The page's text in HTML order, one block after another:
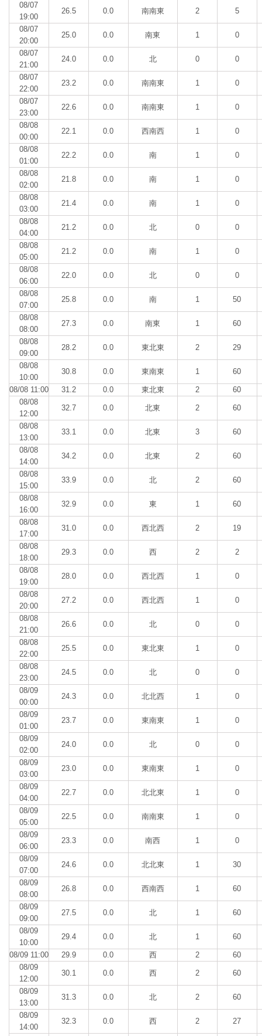
08/07
19:00
26.5 0.0 南南東 2 5
08/07
20:00
25.0 0.0 南東 1 0
08/07
21:00
24.0 0.0 北 0 0
08/07
22:00
23.2 0.0 南南東 1 0
08/07
23:00
22.6 0.0 南南東 1 0
08/08
00:00
22.1 0.0 西南西 1 0
08/08
01:00
22.2 0.0 南 1 0
08/08
02:00
21.8 0.0 南 1 0
08/08
03:00
21.4 0.0 南 1 0
08/08
04:00
21.2 0.0 北 0 0
08/08
05:00
21.2 0.0 南 1 0
08/08
06:00
22.0 0.0 北 0 0
08/08
07:00
25.8 0.0 南 1 50
08/08
08:00
27.3 0.0 南東 1 60
08/08
09:00
28.2 0.0 東北東 2 29
08/08
10:00
30.8 0.0 東南東 1 60
08/08 11:00 31.2 0.0 東北東 2
60
08/08
12:00
32.7 0.0 北東 2 60
08/08
13:00
33.1 0.0 北東 3 60
08/08
14:00
34.2 0.0 北東 2 60
08/08
15:00
33.9 0.0 北 2 60
08/08
16:00
32.9 0.0 東 1 60
08/08
17:00
31.0 0.0 西北西 2 19
08/08
18:00
29.3 0.0 西 2 2
08/08
19:00
28.0 0.0 西北西 1 0
08/08
20:00
27.2 0.0 西北西 1 0
08/08
21:00
26.6 0.0 北 0 0
08/08
22:00
25.5 0.0 東北東 1 0
08/08
23:00
24.5 0.0 北 0 0
08/09
00:00
24.3 0.0 北北西 1 0
08/09
01:00
23.7 0.0 東南東 1 0
08/09
02:00
24.0 0.0 北 0 0
08/09
03:00
23.0 0.0 東南東 1 0
08/09
04:00
22.7 0.0 北北東 1 0
08/09
05:00
22.5 0.0 南南東 1 0
08/09
06:00
23.3 0.0 南西 1 0
08/09
07:00
24.6 0.0 北北東 1 30
08/09
08:00
26.8 0.0 西南西 1 60
08/09
09:00
27.5 0.0 北 1 60
08/09
10:00
29.4 0.0 北 1 60
08/09 11:00 29.9 0.0 西 2
60
08/09
12:00
30.1 0.0 西 2 60
08/09
13:00
31.3 0.0 北 2 60
08/09
14:00
32.3 0.0 西 2 27